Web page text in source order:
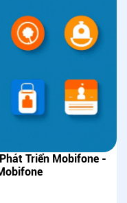
Triển Mobifone -